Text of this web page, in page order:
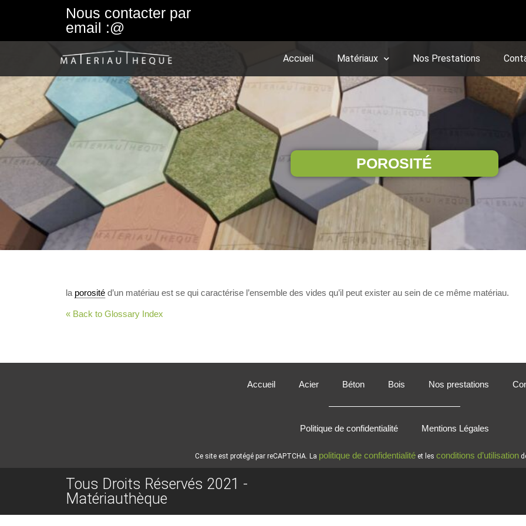
Nous contacter par
email :@
Accueil Matériaux Nos Prestations
POROSITÉ
la porosité d’un matériau est se qui caractérise l’ensemble des vides qu’il peut exister au sein de ce même matériau.
« Back to Glossary Index
Accueil Acier Béton Bois Nos prestations
Politique de confidentialité Mentions Légales
Ce site est protégé par reCAPTCHA. La politique de confidentialité et les conditions d’utilisation
Tous Droits Réservés 2021 -
Matériauthèque